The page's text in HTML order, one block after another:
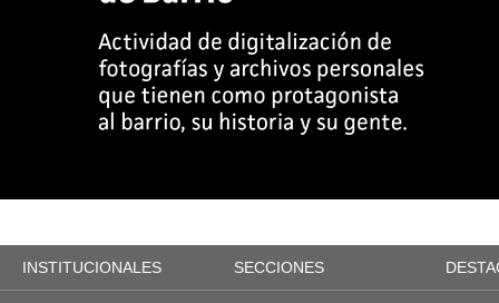
INSTITUCIONALES SECCIONES